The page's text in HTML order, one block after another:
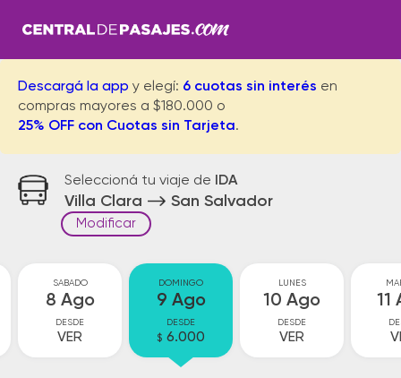
Descargá la app y elegí: 6 cuotas sin interés en
compras mayores a $180.000 o
25% OFF con Cuotas sin Tarjeta.
Seleccioná tu viaje de IDA
Villa Clara San Salvador
Modificar
SABADO
8 Ago
DESDE
VER
DOMINGO
9 Ago
DESDE
$ 6.000
LUNES
10 Ago
DESDE
VER
11